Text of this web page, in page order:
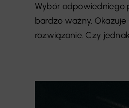
Wybór odpowiedniego
bardzo ważny.
rozwiązanie. Czy jednak